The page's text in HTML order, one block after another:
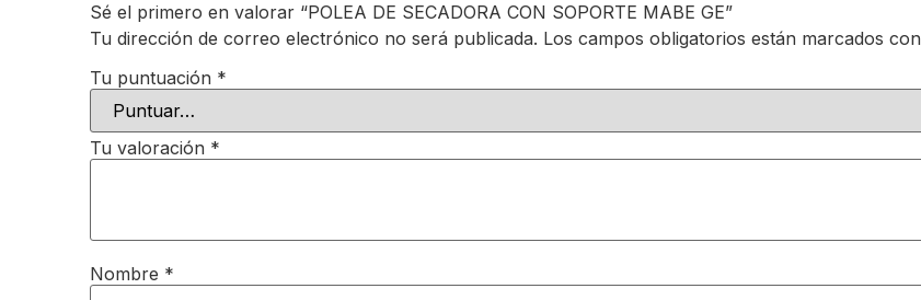
Sé el primero en valorar “POLEA DE SECADORA CON SOPORTE MABE GE”
Tu dirección de correo electrónico no será publicada. Los campos obligatorios están marcados con
Tu puntuación *
Tu valoración *
Nombre *